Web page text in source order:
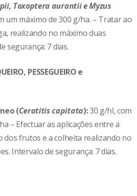
Toxoptera aurantii e Myzus
um máximo de 300 g/ha. – Tratar ao
realizando no máximo duas
segurança: 7 dias.
PESSEGUEIRO e
(Ceratitis capitata):30 g/hl, com
– Efectuar as aplicações entre a
dos frutos e a colheita realizando no
Intervalo de segurança: 7 dias.